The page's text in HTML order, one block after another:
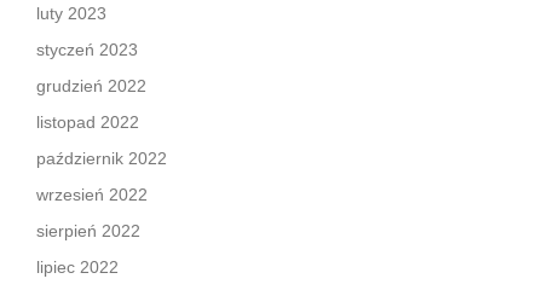
luty 2023
styczeń 2023
grudzień 2022
listopad 2022
październik 2022
wrzesień 2022
sierpień 2022
lipiec 2022